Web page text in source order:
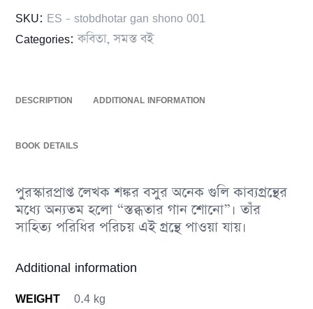
SKU: ES - stobdhotar gan shono 001
Categories: কবিতা,সমস্ত বই
DESCRIPTION ADDITIONAL INFORMATION
BOOK DETAILS
পুরস্কারপ্রাপ্ত লেখক শঙ্কর বসুর অনেক গুলি কাব্যগ্রন্থের
মধ্যে অন্যতম হলো “স্তব্ধতার‍ গান শোনো”। তাঁর
সাহিত্য পরিধির পরিচয় এই গ্রন্থে পাওয়া যায়।
Additional information
WEIGHT 0.4 kg